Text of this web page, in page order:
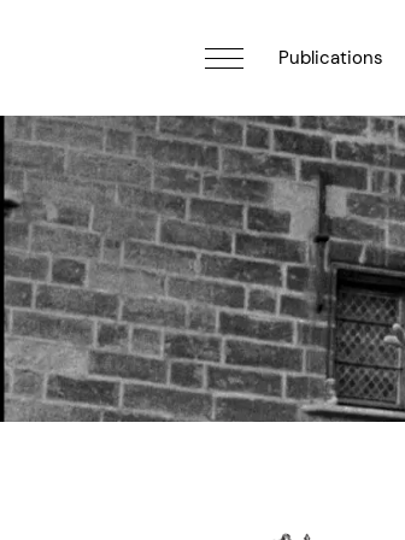
Publications